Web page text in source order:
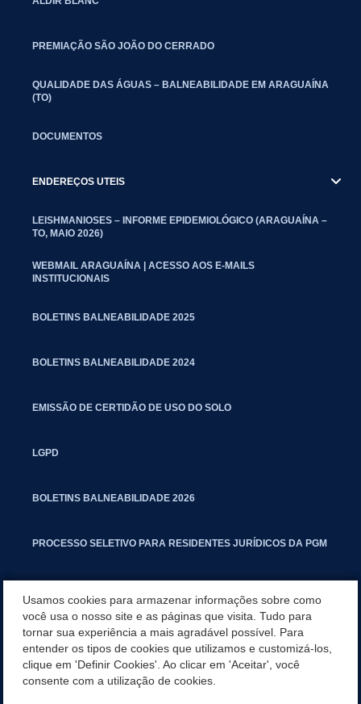
PREMIAÇÃO SÃO JOÃO DO CERRADO
QUALIDADE DAS ÁGUAS – BALNEABILIDADE EM ARAGUAÍNA
(TO)
DOCUMENTOS
ENDEREÇOS UTEIS
LEISHMANIOSES – INFORME EPIDEMIOLÓGICO (ARAGUAÍNA –
TO, MAIO 2026)
WEBMAIL ARAGUAÍNA | ACESSO AOS E-MAILS
INSTITUCIONAIS
BOLETINS BALNEABILIDADE 2025
BOLETINS BALNEABILIDADE 2024
EMISSÃO DE CERTIDÃO DE USO DO SOLO
LGPD
BOLETINS BALNEABILIDADE 2026
PROCESSO SELETIVO PARA RESIDENTES JURÍDICOS DA PGM
MANUAL DE PROCEDIMENTOS IMOBILIÁRIOS SEINFRA
TURMINHA DO LAGO
Usamos cookies para armazenar informações sobre como
você usa o nosso site e as páginas que visita. Tudo para
tornar sua experiência a mais agradável possível. Para
entender os tipos de cookies que utilizamos e customizá-los,
clique em 'Definir Cookies'. Ao clicar em 'Aceitar', você
consente com a utilização de cookies.